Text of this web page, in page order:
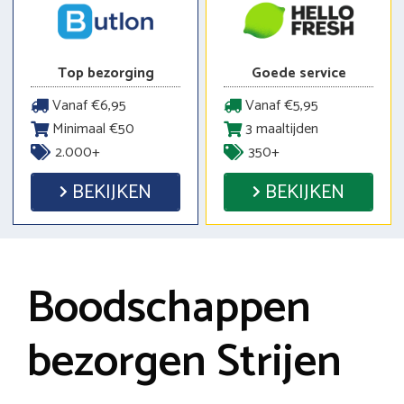
Top bezorging
Vanaf €6,95
Minimaal €50
2.000+
BEKIJKEN
Goede service
Vanaf €5,95
3 maaltijden
350+
BEKIJKEN
Boodschappen
bezorgen Strijen